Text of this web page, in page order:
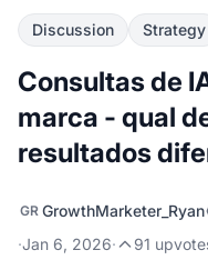
Discussion Strategy
Consultas de
marca - qual
resultados
GR GrowthMarketer_Ryan
·Jan 6, 2026· 91